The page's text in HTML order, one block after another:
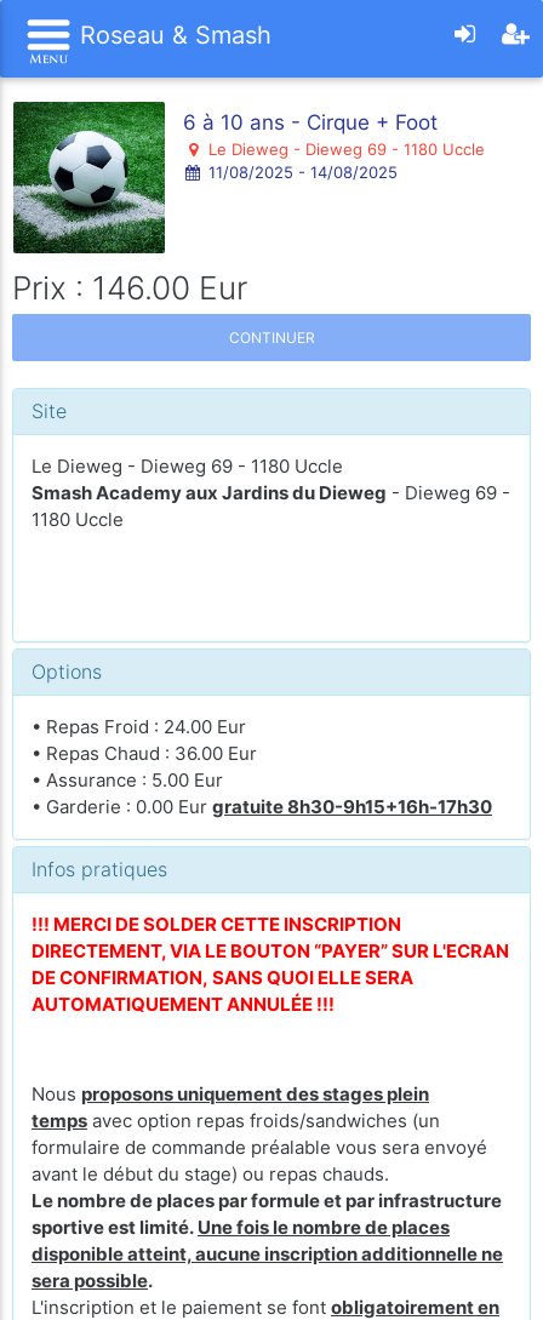
Roseau & Smash
6 à 10 ans - Cirque + Foot
Le Dieweg - Dieweg 69 - 1180 Uccle
11/08/2025 - 14/08/2025
Prix : 146.00 Eur
CONTINUER
Site
Le Dieweg - Dieweg 69 - 1180 Uccle
Smash Academy aux Jardins du Dieweg - Dieweg 69 -
1180 Uccle
Options
• Repas Froid : 24.00 Eur
• Repas Chaud : 36.00 Eur
• Assurance : 5.00 Eur
• Garderie : 0.00 Eur gratuite 8h30-9h15+16h-17h30
Infos pratiques
!!! MERCI DE SOLDER CETTE INSCRIPTION
DIRECTEMENT, VIA LE BOUTON “PAYER” SUR L'ECRAN
DE CONFIRMATION, SANS QUOI ELLE SERA
AUTOMATIQUEMENT ANNULÉE !!!
Nous proposons uniquement des stages plein
temps avec option repas froids/sandwiches (un
formulaire de commande préalable vous sera envoyé
avant le début du stage) ou repas chauds.
Le nombre de places par formule et par infrastructure
sportive est limité. Une fois le nombre de places
disponible atteint, aucune inscription additionnelle ne
sera possible.
L'inscription et le paiement se font obligatoirement en